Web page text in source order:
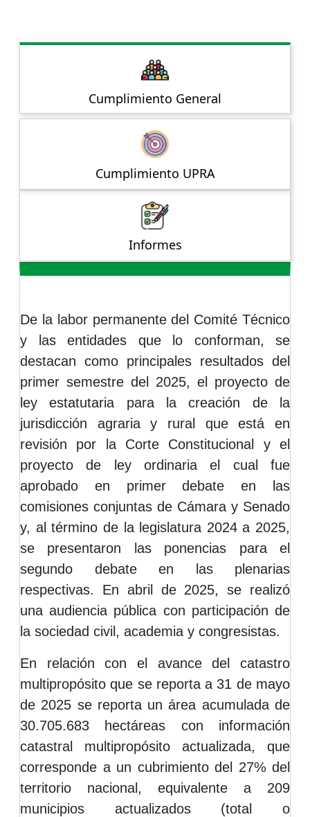
Cumplimiento General
Cumplimiento UPRA
Informes
De la labor permanente del Comité Técnico
y las entidades que lo conforman, se
destacan como principales resultados del
primer semestre del 2025, el proyecto de
ley estatutaria para la creación de la
jurisdicción agraria y rural que está en
revisión por la Corte Constitucional y el
proyecto de ley ordinaria el cual fue
aprobado en primer debate en las
comisiones conjuntas de Cámara y Senado
y, al término de la legislatura 2024 a 2025,
se presentaron las ponencias para el
segundo debate en las plenarias
respectivas. En abril de 2025, se realizó
una audiencia pública con participación de
la sociedad civil, academia y congresistas.
En relación con el avance del catastro
multipropósito que se reporta a 31 de mayo
de 2025 se reporta un área acumulada de
30.705.683 hectáreas con información
catastral multipropósito actualizada, que
corresponde a un cubrimiento del 27% del
territorio nacional, equivalente a 209
municipios actualizados (total o